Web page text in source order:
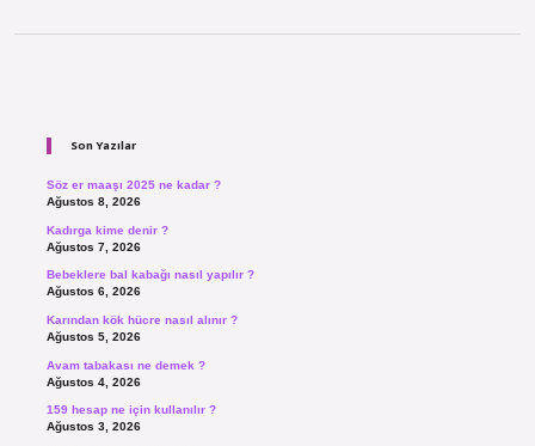
Son Yazılar
Söz er maaşı 2025 ne kadar ?
Ağustos 8, 2026
Kadırga kime denir ?
Ağustos 7, 2026
Bebeklere bal kabağı nasıl yapılır ?
Ağustos 6, 2026
Karından kök hücre nasıl alınır ?
Ağustos 5, 2026
Avam tabakası ne demek ?
Ağustos 4, 2026
159 hesap ne için kullanılır ?
Ağustos 3, 2026